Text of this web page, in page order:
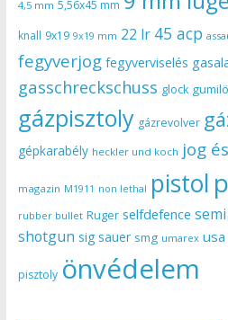
4,5 mm 5,56x45 mm
knall 9x19 9x19 mm 22 lr 45 acp
fegyverjog fegyverviselés
gasschreckschuss glock
gázpisztoly gázrevolver
gépkarabély heckler und koch jog
magazin M1911 non lethal pistol
rubber bullet Ruger selfdefence
shotgun sig sauer smg umarex usa
pisztoly önvédelem